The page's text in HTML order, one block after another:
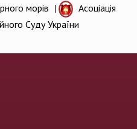
морів |
Асоціація
Суду України